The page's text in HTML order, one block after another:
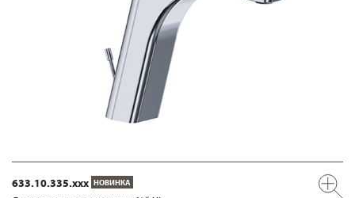
633.10.335.xxx НОВИНКА